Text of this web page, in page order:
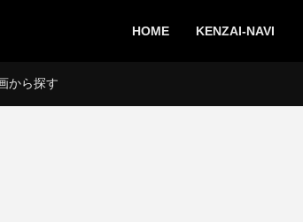
HOME KENZAI-NAVI
から探す